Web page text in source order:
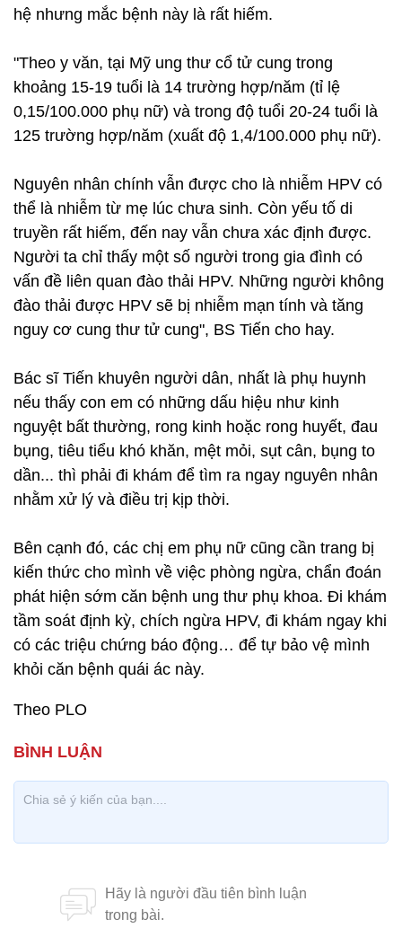
hệ nhưng mắc bệnh này là rất hiếm.
"Theo y văn, tại Mỹ ung thư cổ tử cung trong
khoảng 15-19 tuổi là 14 trường hợp/năm (tỉ lệ
0,15/100.000 phụ nữ) và trong độ tuổi 20-24 tuổi là
125 trường hợp/năm (xuất độ 1,4/100.000 phụ nữ).
Nguyên nhân chính vẫn được cho là nhiễm HPV có
thể là nhiễm từ mẹ lúc chưa sinh. Còn yếu tố di
truyền rất hiếm, đến nay vẫn chưa xác định được.
Người ta chỉ thấy một số người trong gia đình có
vấn đề liên quan đào thải HPV. Những người không
đào thải được HPV sẽ bị nhiễm mạn tính và tăng
nguy cơ cung thư tử cung", BS Tiến cho hay.
Bác sĩ Tiến khuyên người dân, nhất là phụ huynh
nếu thấy con em có những dấu hiệu như kinh
nguyệt bất thường, rong kinh hoặc rong huyết, đau
bụng, tiêu tiểu khó khăn, mệt mỏi, sụt cân, bụng to
dần... thì phải đi khám để tìm ra ngay nguyên nhân
nhằm xử lý và điều trị kịp thời.
Bên cạnh đó, các chị em phụ nữ cũng cần trang bị
kiến thức cho mình về việc phòng ngừa, chẩn đoán
phát hiện sớm căn bệnh ung thư phụ khoa. Đi khám
tầm soát định kỳ, chích ngừa HPV, đi khám ngay khi
có các triệu chứng báo động… để tự bảo vệ mình
khỏi căn bệnh quái ác này.
Theo PLO